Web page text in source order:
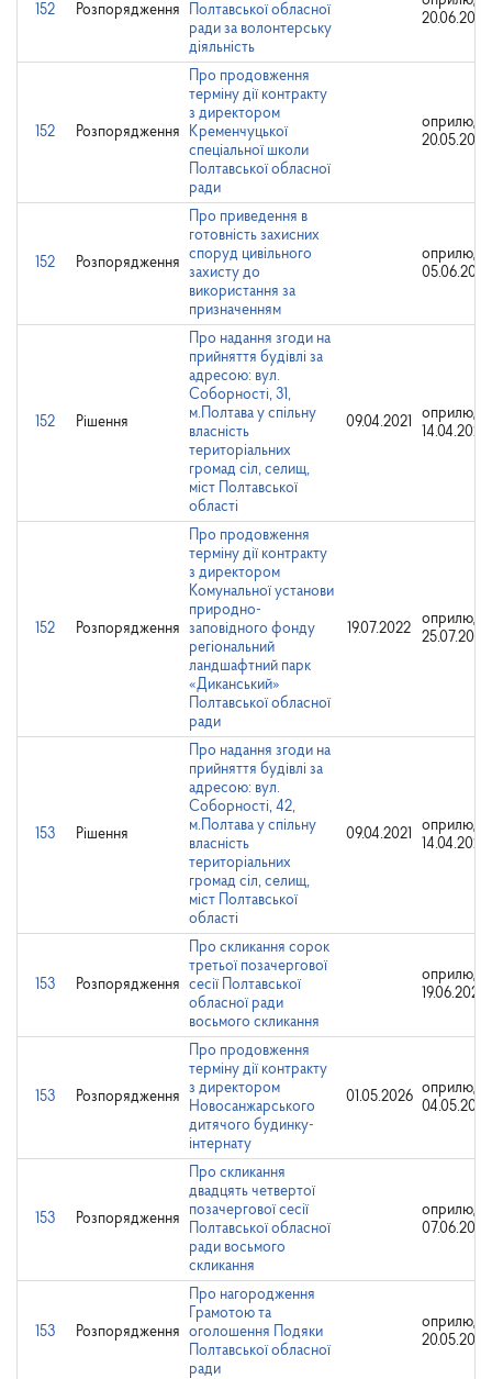
152 Розпорядження
Полтавської обласної
ради за волонтерську
діяльність
20.06.2025
152 Розпорядження
Про продовження
терміну дії контракту
з директором
Кременчуцької
спеціальної школи
Полтавської обласної
ради
20.05.2024
152 Розпорядження
Про приведення в
готовність захисних
споруд цивільного
захисту до
використання за
призначенням
05.06.2023
152 Рішення
Про надання згоди на
прийняття будівлі за
адресою: вул.
Соборності, 31,
м.Полтава у спільну
власність
територіальних
громад сіл, селищ,
міст Полтавської
області
09.04.2021
14.04.2021
152 Розпорядження
Про продовження
терміну дії контракту
з директором
Комунальної установи
природно-
заповідного фонду
регіональний
ландшафтний парк
«Диканський»
Полтавської обласної
ради
19.07.2022
25.07.2022
153 Рішення
Про надання згоди на
прийняття будівлі за
адресою: вул.
Соборності, 42,
м.Полтава у спільну
власність
територіальних
громад сіл, селищ,
міст Полтавської
області
09.04.2021
14.04.2021
153 Розпорядження
Про скликання сорок
третьої позачергової
сесії Полтавської
обласної ради
восьмого скликання
19.06.2025
153 Розпорядження
Про продовження
терміну дії контракту
з директором
Новосанжарського
дитячого будинку-
інтернату
01.05.2026
04.05.2026
153 Розпорядження
Про скликання
двадцять четвертої
позачергової сесії
Полтавської обласної
ради восьмого
скликання
07.06.2023
153 Розпорядження
Про нагородження
Грамотою та
оголошення Подяки
Полтавської обласної
ради
20.05.2024